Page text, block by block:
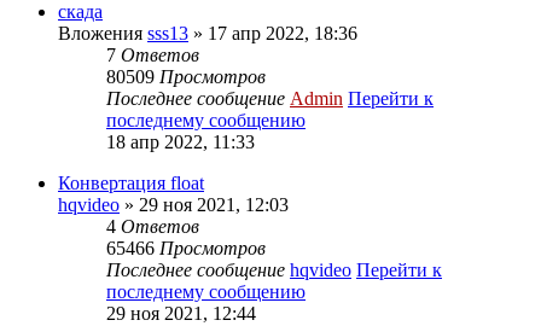
скада
Вложения sss13 » 17 апр 2022, 18:36
7 Ответов
80509 Просмотров
Последнее сообщение Admin Перейти к
последнему сообщению
18 апр 2022, 11:33
Конвертация float
hqvideo » 29 ноя 2021, 12:03
4 Ответов
65466 Просмотров
Последнее сообщение hqvideo Перейти к
последнему сообщению
29 ноя 2021, 12:44